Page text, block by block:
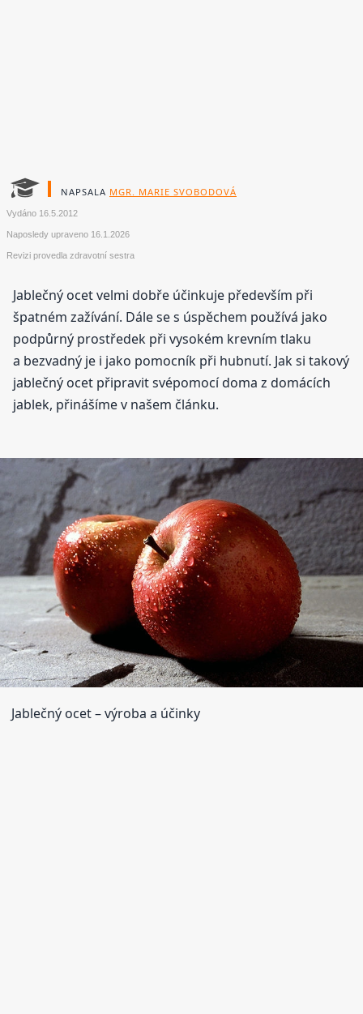
NAPSALA MGR. MARIE SVOBODOVÁ
Vydáno 16.5.2012
Naposledy upraveno 16.1.2026
Revizi provedla zdravotní sestra
Jablečný ocet velmi dobře účinkuje především při
špatném zažívání. Dále se s úspěchem používá jako
podpůrný prostředek při vysokém krevním tlaku
a bezvadný je i jako pomocník při hubnutí. Jak si takový
jablečný ocet připravit svépomocí doma z domácích
jablek, přinášíme v našem článku.
Jablečný ocet – výroba a účinky